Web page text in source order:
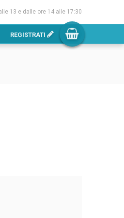
13 e dalle ore 14 alle 17:30
REGISTRATI